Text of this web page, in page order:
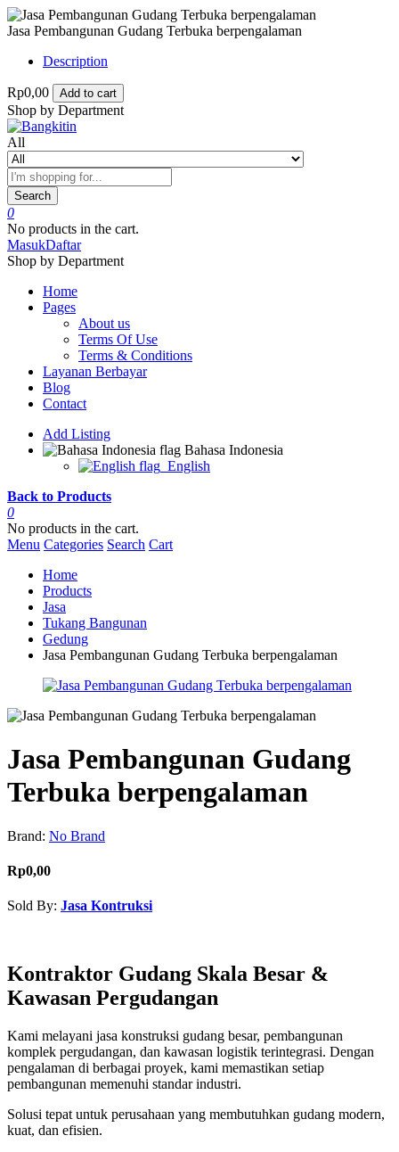
Jasa Pembangunan Gudang Terbuka berpengalaman
Description
Rp0,00 Add to cart
Shop by Department
All
Search
0
No products in the cart.
MasukDaftar
Shop by Department
Home
Pages
About us
Terms Of Use
Terms & Conditions
Layanan Berbayar
Blog
Contact
Add Listing
Bahasa Indonesia
English
Back to Products
0
No products in the cart.
Menu Categories Search Cart
Home
Products
Jasa
Tukang Bangunan
Gedung
Jasa Pembangunan Gudang Terbuka berpengalaman
Jasa Pembangunan Gudang
Terbuka berpengalaman
Brand: No Brand
Rp0,00
Sold By: Jasa Kontruksi
Kontraktor Gudang Skala Besar &
Kawasan Pergudangan
Kami melayani jasa konstruksi gudang besar, pembangunan
komplek pergudangan, dan kawasan logistik terintegrasi. Dengan
pengalaman di berbagai proyek, kami memastikan setiap
pembangunan memenuhi standar industri.
Solusi tepat untuk perusahaan yang membutuhkan gudang modern,
kuat, dan efisien.